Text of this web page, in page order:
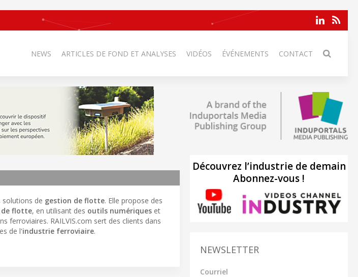
NEWS ARTICLES DE FOND ET ANALYSES VIDÉOS ÉVÉNEMENTS CONTACT
solutions de gestion de flotte. Elle propose des
flotte, en utilisant des outils numériques et
ferroviaires. RAILVIS.com sert des clients dans
de l'industrie ferroviaire.
Découvrez l’industrie de demain
Abonnez-vous !
NEWSLETTER
Courriel